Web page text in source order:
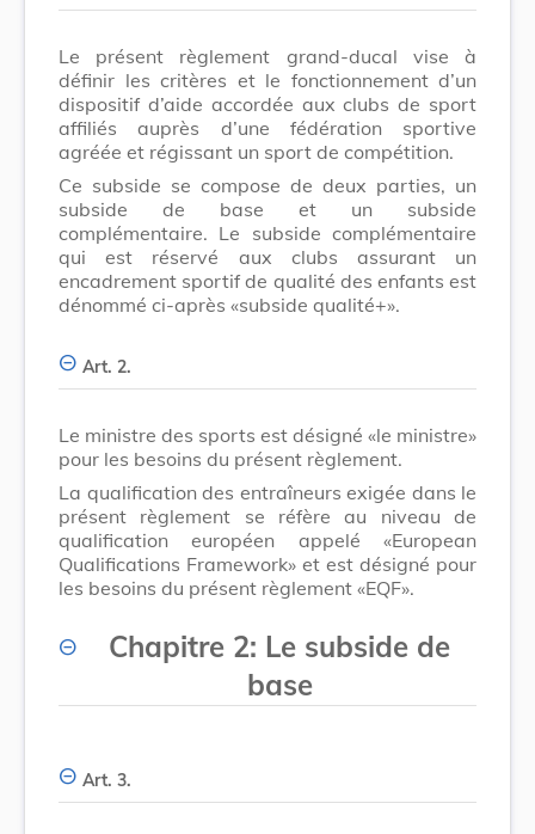
Le présent règlement grand-ducal vise à
définir les critères et le fonctionnement d’un
dispositif d’aide accordée aux clubs de sport
affiliés auprès d’une fédération sportive
agréée et régissant un sport de compétition.
Ce subside se compose de deux parties, un
subside de base et un subside
complémentaire. Le subside complémentaire
qui est réservé aux clubs assurant un
encadrement sportif de qualité des enfants est
dénommé ci-après «subside qualité+».
Art. 2.
Le ministre des sports est désigné «le ministre»
pour les besoins du présent règlement.
La qualification des entraîneurs exigée dans le
présent règlement se réfère au niveau de
qualification européen appelé «European
Qualifications Framework» et est désigné pour
les besoins du présent règlement «EQF».
Chapitre 2: Le subside de
base
Art. 3.